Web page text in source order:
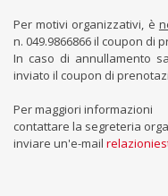
Per motivi organizzativi, è
n. 049.9866866 il coupon di
In caso di annullamento
inviato il coupon di
Per maggiori informazioni
contattare la segreteria
inviare un'e-mail